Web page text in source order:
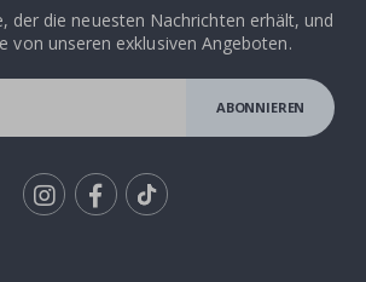
der die neuesten Nachrichten erhält, und
von unseren exklusiven Angeboten.
ABONNIEREN